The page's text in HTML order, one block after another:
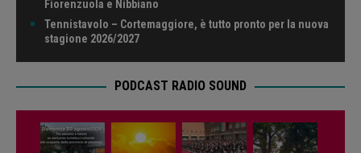
Fiorenzuola e Nibbiano
Tennistavolo – Cortemaggiore, è tutto pronto per la nuova
stagione 2026/2027
PODCAST RADIO SOUND